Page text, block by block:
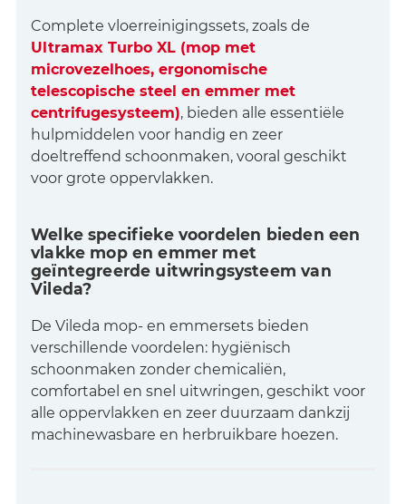
Complete vloerreinigingssets, zoals de
Ultramax Turbo XL (mop met
microvezelhoes, ergonomische
telescopische steel en emmer met
centrifugesysteem), bieden alle essentiële
hulpmiddelen voor handig en zeer
doeltreffend schoonmaken, vooral geschikt
voor grote oppervlakken.
Welke specifieke voordelen bieden een
vlakke mop en emmer met
geïntegreerde uitwringsysteem van
Vileda?
De Vileda mop- en emmersets bieden
verschillende voordelen: hygiënisch
schoonmaken zonder chemicaliën,
comfortabel en snel uitwringen, geschikt voor
alle oppervlakken en zeer duurzaam dankzij
machinewasbare en herbruikbare hoezen.